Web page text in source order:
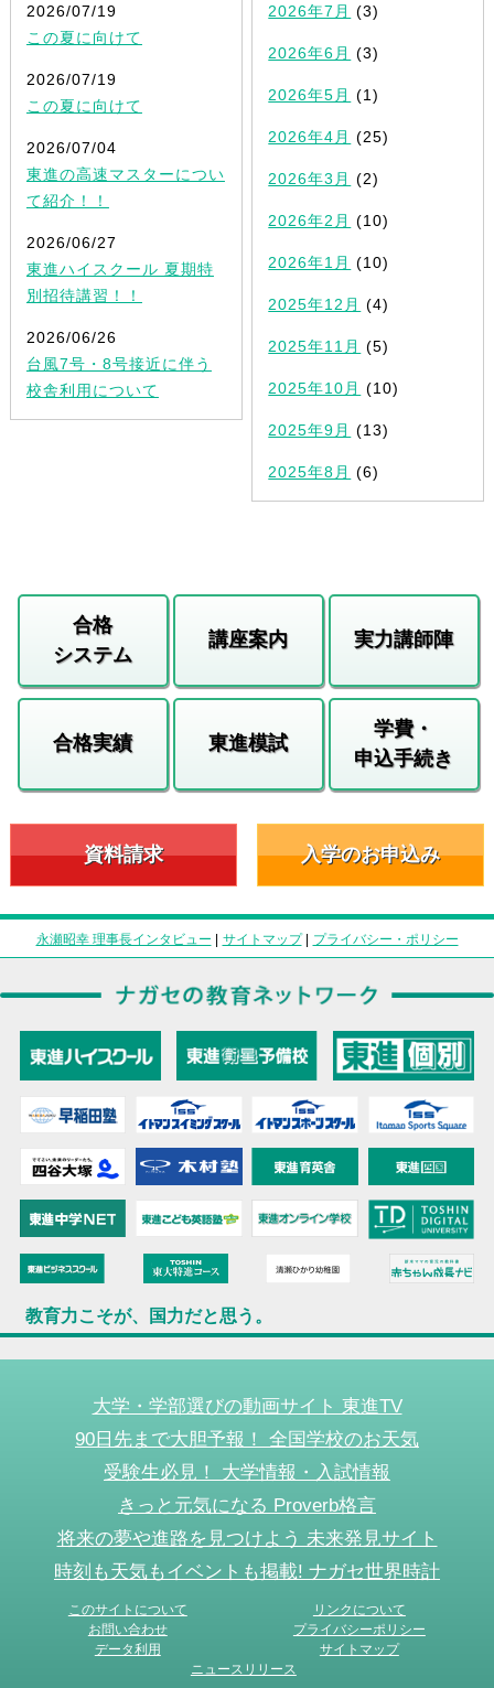
2026/07/19
この夏に向けて
2026/07/19
この夏に向けて
2026/07/04
東進の高速マスターについ
て紹介！！
2026/06/27
東進ハイスクール 夏期特
別招待講習！！
2026/06/26
台風7号・8号接近に伴う
校舎利用について
2026年7月 (3)
2026年6月 (3)
2026年5月 (1)
2026年4月 (25)
2026年3月 (2)
2026年2月 (10)
2026年1月 (10)
2025年12月 (4)
2025年11月 (5)
2025年10月 (10)
2025年9月 (13)
2025年8月 (6)
合格
システム
講座案内 実力講師陣
合格実績 東進模試
学費・
申込手続き
資料請求 入学のお申込み
永瀬昭幸 理事長インタビュー | サイトマップ| プライバシー・ポリシー
教育力こそが、国力だと思う。
大学・学部選びの動画サイト 東進TV
90日先まで大胆予報！ 全国学校のお天気
受験生必見！ 大学情報・入試情報
きっと元気になる Proverb格言
将来の夢や進路を見つけよう 未来発見サイト
時刻も天気もイベントも掲載! ナガセ世界時計
このサイトについて
リンクについて
お問い合わせ
プライバシーポリシー
データ利用
サイトマップ
ニュースリリース